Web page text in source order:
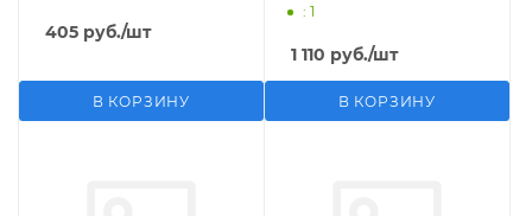
405 руб./шт
В КОРЗИНУ
: 1
1 110 руб./шт
В КОРЗИНУ